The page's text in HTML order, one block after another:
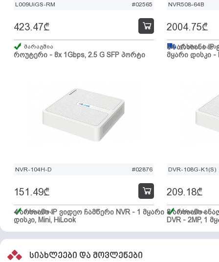
L009UiGS-RM #02565
როუტერი - 8x 1Gbps, 2.5 G SFP პორტი
423.47₾
მარაგშია
NVR508-64B
64 არხიანი IP
მყარი დისკი -
2004.75₾
გზაშია,
NVR-104H-D #02876
4 არხიანი IP ვიდეო ჩამწერი NVR - 1 მყარი
დისკი, Mini, HiLook
151.49₾
მარაგშია
DVR-108G-K1(S)
8 არხიანი
DVR - 2MP, 1
209.18₾
მარაგშია
სიახლეები და მოვლენები